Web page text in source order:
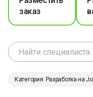
заказ
Категория: Разработка на